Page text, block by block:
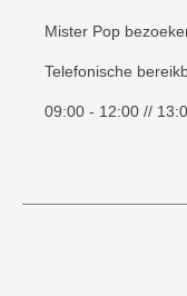
Mister Pop
Telefonische
09:00 - 12:00 //